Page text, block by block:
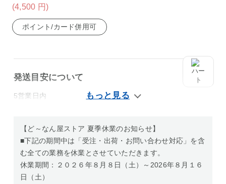
(4,500 円)
ポイント/カード併用可
発送目安について
5営業日内
【ど～なん屋ストア 夏季休業のお知らせ】
■下記の期間中は「受注・出荷・お問い合わせ対応」を含
む全ての業務を休業とさせていただきます。
休業期間：２０２６年８月８日（土）～2026年８月１６
日（土）